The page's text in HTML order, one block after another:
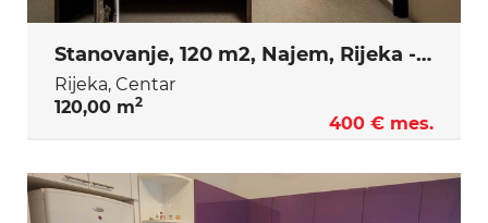
Stanovanje, 120 m2, Najem, Rijeka - Centar
Rijeka, Centar
120,00 m2
400 € mes.